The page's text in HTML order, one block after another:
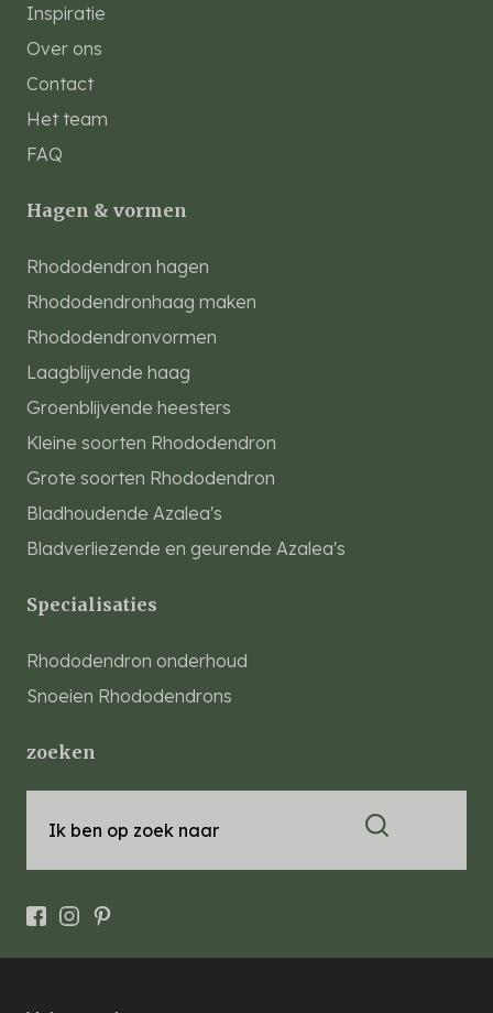
Inspiratie
Over ons
Contact
Het team
FAQ
Hagen & vormen
Rhododendron hagen
Rhododendronhaag maken
Rhododendronvormen
Laagblijvende haag
Groenblijvende heesters
Kleine soorten Rhododendron
Grote soorten Rhododendron
Bladhoudende Azalea's
Bladverliezende en geurende Azalea's
Specialisaties
Rhododendron onderhoud
Snoeien Rhododendrons
zoeken
Ik ben op zoek naar